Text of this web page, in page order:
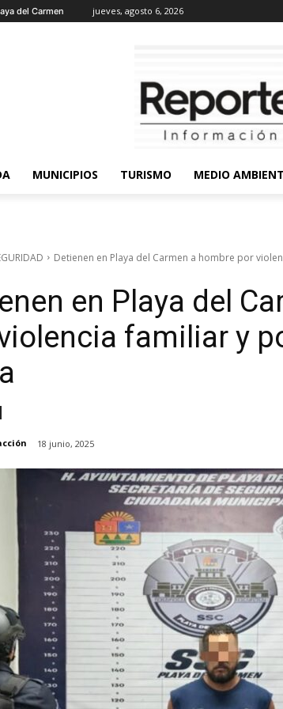
del Carmen jueves, agosto 6, 2026
MUNICIPIOS TURISMO MEDIO
Detienen en Playa del Carmen a hombre por
en Playa del
familiar y
18 junio, 2025